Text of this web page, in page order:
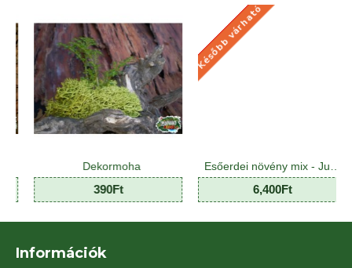
KÉSŐBB VÁRHATÓ
Később várható
Esőerdei növény mix - Jungle Plant Mix (8 O)
6,400Ft
Információk